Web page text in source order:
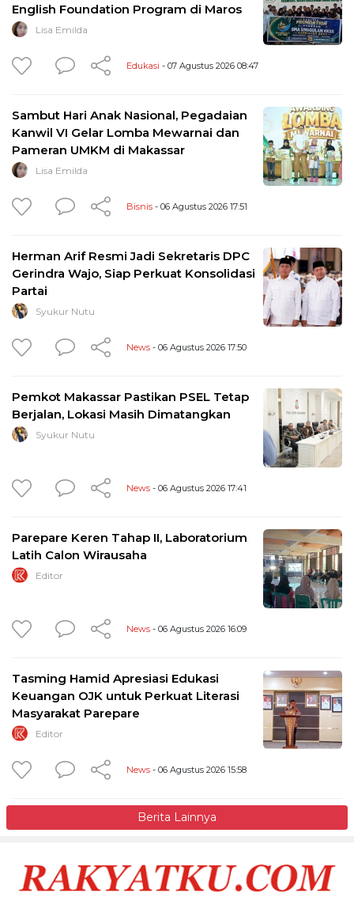
English Foundation Program di Maros
Lisa Emilda
Edukasi - 07 Agustus 2026 08:47
Sambut Hari Anak Nasional, Pegadaian
Kanwil VI Gelar Lomba Mewarnai dan
Pameran UMKM di Makassar
Lisa Emilda
Bisnis - 06 Agustus 2026 17:51
Herman Arif Resmi Jadi Sekretaris DPC
Gerindra Wajo, Siap Perkuat Konsolidasi
Partai
Syukur Nutu
News - 06 Agustus 2026 17:50
Pemkot Makassar Pastikan PSEL Tetap
Berjalan, Lokasi Masih Dimatangkan
Syukur Nutu
News - 06 Agustus 2026 17:41
Parepare Keren Tahap II, Laboratorium
Latih Calon Wirausaha
Editor
News - 06 Agustus 2026 16:09
Tasming Hamid Apresiasi Edukasi
Keuangan OJK untuk Perkuat Literasi
Masyarakat Parepare
Editor
News - 06 Agustus 2026 15:58
Berita Lainnya